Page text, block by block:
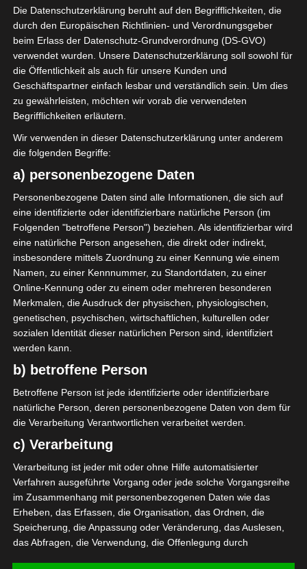
Zied Aroussi
Die nächsten Begegnungen
SPIELTAG 1
22 Aug. 2026
16:30
PS Sakiet Eddaïer
- -
JS Omrane
Stade Tunisien
22 Aug. 2026
ES Hammam Sousse
- -
US Monastir
22 Aug. 2026
16:30
ES Tunis
-
ESS Sousse
22 Aug. 2026
16:30
ES Métlaoui
- -
Club Africain
22 Aug. 2026
16:30
US Ben Guerdane
-
CS Hammam-Lif
22 Aug. 2026
CA Bizertin
-
22 Aug. 2026
16:30
ES Zarzis
- -
SPIELTAG 2
29 Aug. 2026
ESS Sousse
- - ES Métlaoui
Alle Spiele
Die Datenschutzerklärung beruht auf den Begrifflichkeiten, die
durch den Europäischen Richtlinien- und Verordnungsgeber
beim Erlass der Datenschutz-Grundverordnung (DS-GVO)
verwendet wurden. Unsere Datenschutzerklärung soll sowohl für
die Öffentlichkeit als auch für unsere Kunden und
Geschäftspartner einfach lesbar und verständlich sein. Um dies
zu gewährleisten, möchten wir vorab die verwendeten
Begrifflichkeiten erläutern.
Wir verwenden in dieser Datenschutzerklärung unter anderem
die folgenden Begriffe:
a) personenbezogene Daten
Personenbezogene Daten sind alle Informationen, die sich auf
eine identifizierte oder identifizierbare natürliche Person (im
Folgenden "betroffene Person") beziehen. Als identifizierbar wird
eine natürliche Person angesehen, die direkt oder indirekt,
insbesondere mittels Zuordnung zu einer Kennung wie einem
Namen, zu einer Kennnummer, zu Standortdaten, zu einer
Online-Kennung oder zu einem oder mehreren besonderen
Merkmalen, die Ausdruck der physischen, physiologischen,
genetischen, psychischen, wirtschaftlichen, kulturellen oder
sozialen Identität dieser natürlichen Person sind, identifiziert
werden kann.
b) betroffene Person
Betroffene Person ist jede identifizierte oder identifizierbare
natürliche Person, deren personenbezogene Daten von dem für
die Verarbeitung Verantwortlichen verarbeitet werden.
c) Verarbeitung
Verarbeitung ist jeder mit oder ohne Hilfe automatisierter
Verfahren ausgeführte Vorgang oder jede solche Vorgangsreihe
im Zusammenhang mit personenbezogenen Daten wie das
Erheben, das Erfassen, die Organisation, das Ordnen, die
Speicherung, die Anpassung oder Veränderung, das Auslesen,
das Abfragen, die Verwendung, die Offenlegung durch